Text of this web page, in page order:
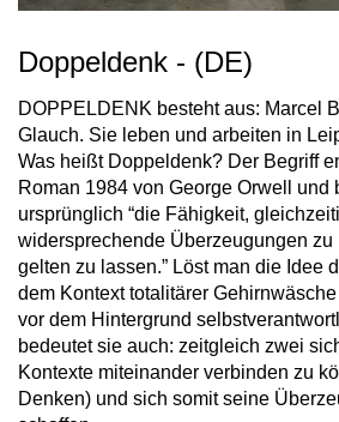
Doppeldenk - (DE)
DOPPELDENK besteht aus: Marcel
Glauch. Sie leben und arbeiten in
Was heißt Doppeldenk? Der Begriff
Roman 1984 von George Orwell und
ursprünglich “die Fähigkeit,
widersprechende Überzeugungen
gelten zu lassen.” Löst man die Idee
dem Kontext totalitärer
vor dem Hintergrund
bedeutet sie auch: zeitgleich zwei
Kontexte miteinander verbinden zu
Denken) und sich somit seine